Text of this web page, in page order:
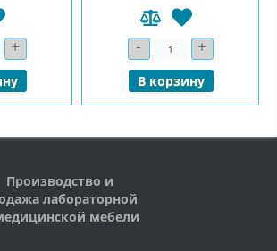
+ - Количество+
В корзину
Производство и
лабораторной
мебели